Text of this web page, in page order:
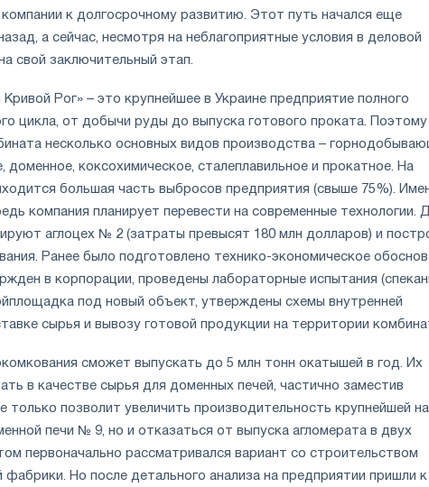
к долгосрочному развитию. Этот путь начался еще
а сейчас, несмотря на неблагоприятные условия в деловой
свой заключительный этап.
Рог» – это крупнейшее в Украине предприятие полного
цикла, от добычи руды до выпуска готового проката. Поэтому
несколько основных видов производства –
доменное, коксохимическое, сталеплавильное и прокатное. На
большая часть выбросов предприятия (свыше 75%).
компания планирует перевести на современные технологии.
аглоцех № 2 (затраты превысят 180 млн долларов) и
Ранее было подготовлено технико-экономическое
в корпорации, проведены лабораторные испытания
под новый объект, утверждены схемы внутренней
сырья и вывозу готовой продукции на территории
сможет выпускать до 5 млн тонн окатышей в год. Их
в качестве сырья для доменных печей, частично заместив
только позволит увеличить производительность крупнейшей на
печи № 9, но и отказаться от выпуска агломерата в двух
первоначально рассматривался вариант со строительством
фабрики. Но после детального анализа на предприятии пришли к